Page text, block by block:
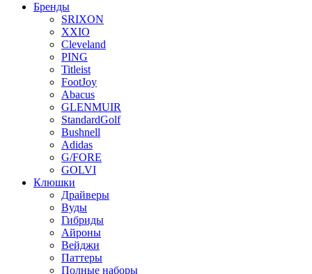
Бренды
SRIXON
XXIO
Cleveland
PING
Titleist
FootJoy
Abacus
GLENMUIR
StandardGolf
Bushnell
Adidas
G/FORE
GOLVI
Клюшки
Драйверы
Вуды
Гибриды
Айроны
Вейджи
Паттеры
Полные наборы